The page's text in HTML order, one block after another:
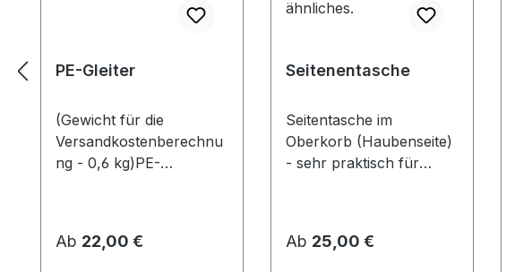
PE-Gleiter
(Gewicht für die
Versandkostenberechnu
ng - 0,6 kg)PE-
angeschraubt und
Regulärer Preis:
Ab 22,00 €
Seitenentasche
Seitentasche im
Oberkorb (Haubenseite)
- sehr praktisch für
angebracht
Regulärer Preis:
Ab 25,00 €